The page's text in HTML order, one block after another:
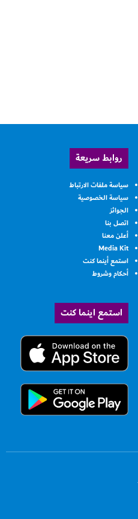
روابط سريعة
سياسة ملفات الارتباط
سياسة الخصوصية
الجوائز
اتصل بنا
أعلن معنا
Media Kit
استمع أينما كنت
أحكام وشروط
استمع اينما كنت